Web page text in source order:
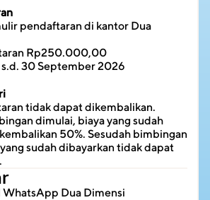
pendaftaran di kantor Dua
Rp250.000,00
30 September 2026
tidak dapat dikembalikan.
dimulai, biaya yang sudah
50%. Sesudah bimbingan
sudah dibayarkan tidak dapat
Dua Dimensi